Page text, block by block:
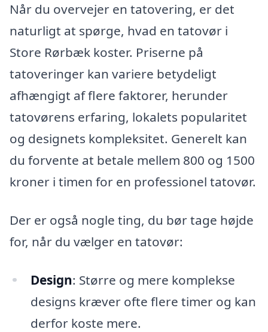
Når du overvejer en tatovering, er det
naturligt at spørge, hvad en tatovør i
Store Rørbæk koster. Priserne på
tatoveringer kan variere betydeligt
afhængigt af flere faktorer, herunder
tatovørens erfaring, lokalets popularitet
og designets kompleksitet. Generelt kan
du forvente at betale mellem 800 og 1500
kroner i timen for en professionel tatovør.
Der er også nogle ting, du bør tage højde
for, når du vælger en tatovør:
Design: Større og mere komplekse
designs kræver ofte flere timer og kan
derfor koste mere.